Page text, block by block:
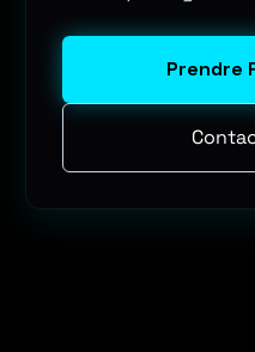
Prendre